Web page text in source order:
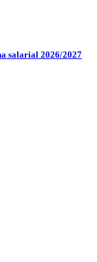
salarial 2026/2027